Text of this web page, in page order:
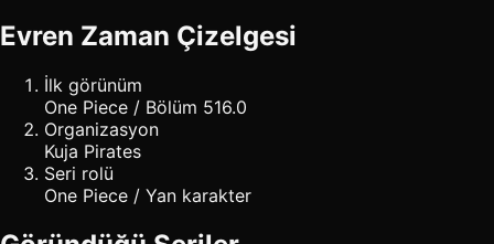
Evren Zaman Çizelgesi
İlk görünüm
One Piece / Bölüm 516.0
Organizasyon
Kuja Pirates
Seri rolü
One Piece / Yan karakter